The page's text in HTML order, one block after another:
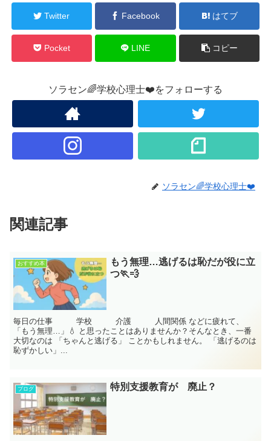
Twitter Facebook はてブ
Pocket LINE コピー
ソラセン🌈学校心理士❤️をフォローする
ソラセン🌈学校心理士❤️
関連記事
おすすめ本
もう無理…逃げるは恥だが役に立
つ🏃💨
毎日の仕事 学校 介護 人間関係 などに疲れて、
「もう無理…」💧 と思ったことはありませんか？そんなとき、一番
大切なのは 「ちゃんと逃げる」 ことかもしれません。 「逃げるのは
恥ずかしい」...
ブログ 特別支援教育が 廃止？